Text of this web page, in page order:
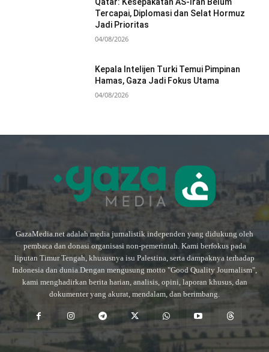
Tercapai, Diplomasi dan Selat Hormuz
Jadi Prioritas
04/08/2026
Kepala Intelijen Turki Temui Pimpinan
Hamas, Gaza Jadi Fokus Utama
04/08/2026
GazaMedia.net adalah media jurnalistik independen yang didukung oleh
pembaca dan donasi organisasi non-pemerintah. Kami berfokus pada
liputan Timur Tengah, khususnya isu Palestina, serta dampaknya terhadap
Indonesia dan dunia.Dengan mengusung motto "Good Quality Journalism",
kami menghadirkan berita harian, analisis, opini, laporan khusus, dan
dokumenter yang akurat, mendalam, dan berimbang.